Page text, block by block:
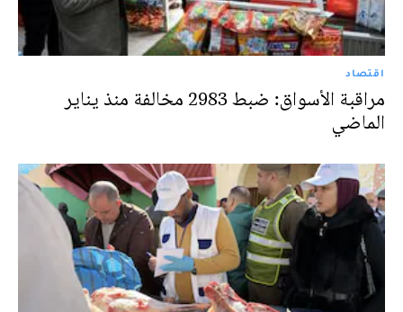
اقتصاد
مراقبة الأسواق: ضبط 2983 مخالفة منذ يناير
الماضي